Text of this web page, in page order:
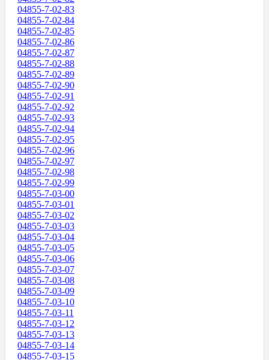
04855-7-02-83
04855-7-02-84
04855-7-02-85
04855-7-02-86
04855-7-02-87
04855-7-02-88
04855-7-02-89
04855-7-02-90
04855-7-02-91
04855-7-02-92
04855-7-02-93
04855-7-02-94
04855-7-02-95
04855-7-02-96
04855-7-02-97
04855-7-02-98
04855-7-02-99
04855-7-03-00
04855-7-03-01
04855-7-03-02
04855-7-03-03
04855-7-03-04
04855-7-03-05
04855-7-03-06
04855-7-03-07
04855-7-03-08
04855-7-03-09
04855-7-03-10
04855-7-03-11
04855-7-03-12
04855-7-03-13
04855-7-03-14
04855-7-03-15